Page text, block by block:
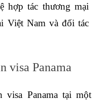
hợp tác thương mại
Việt Nam và đối tác
visa Panama
Panama tại một